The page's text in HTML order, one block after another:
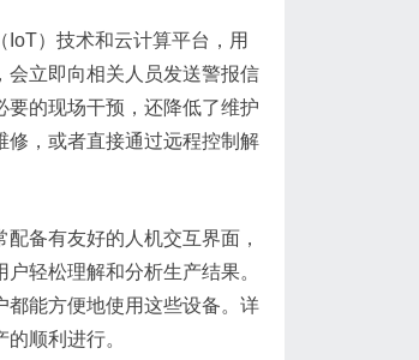
）技术和云计算平台，用
会立即向相关人员发送警报信
的现场干预，还降低了维护
修，或者直接通过远程控制解
备有友好的人机交互界面，
轻松理解和分析生产结果。
都能方便地使用这些设备。详
顺利进行。